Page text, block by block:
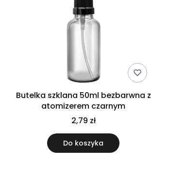
Butelka szklana 50ml bezbarwna z
atomizerem czarnym
2,79 zł
Do koszyka